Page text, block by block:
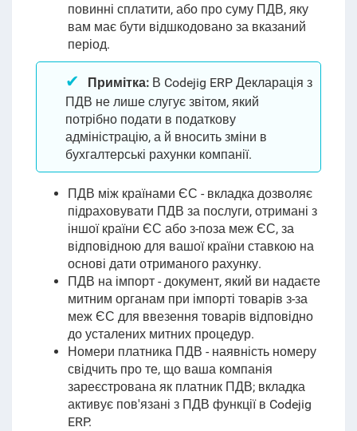
повинні сплатити, або про суму ПДВ, яку
вам має бути відшкодовано за вказаний
період.
Примітка:В Codejig ERP Декларація з
ПДВ не лише слугує звітом, який
потрібно подати в податкову
адміністрацію, а й вносить зміни в
бухгалтерські рахунки компанії.
ПДВ між країнами ЄС - вкладка дозволяє
підраховувати ПДВ за послуги, отримані з
іншої країни ЄС або з-поза меж ЄС, за
відповідною для вашої країни ставкою на
основі дати отриманого рахунку.
ПДВ на імпорт - документ, який ви надаєте
митним органам при імпорті товарів з-за
меж ЄС для ввезення товарів відповідно
до усталених митних процедур.
Номери платника ПДВ - наявність номеру
свідчить про те, що ваша компанія
зареєстрована як платник ПДВ; вкладка
активує пов'язані з ПДВ функції в Codejig
ERP.